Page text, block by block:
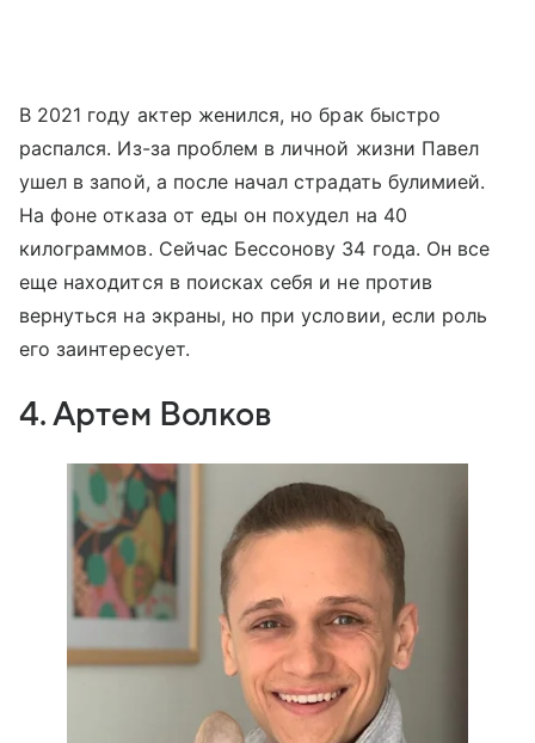
В 2021 году актер женился, но брак быстро
распался. Из-за проблем в личной жизни Павел
ушел в запой, а после начал страдать булимией.
На фоне отказа от еды он похудел на 40
килограммов. Сейчас Бессонову 34 года. Он все
еще находится в поисках себя и не против
вернуться на экраны, но при условии, если роль
его заинтересует.
4. Артем Волков